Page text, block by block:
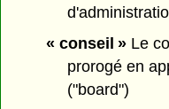
« conseil »Le
prorogé en
("board")